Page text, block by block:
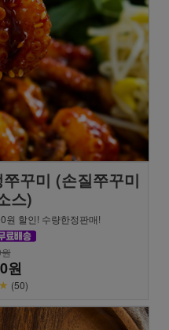
꾸미 (손질쭈꾸미
스)
할인! 수량한정판매!
원
(50)